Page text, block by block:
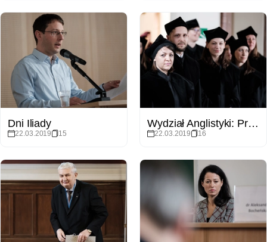
Dni Iliady
22.03.2019 15
Wydział Anglistyki: Promocje doktorskie i habilitacyjne
22.03.2019 16